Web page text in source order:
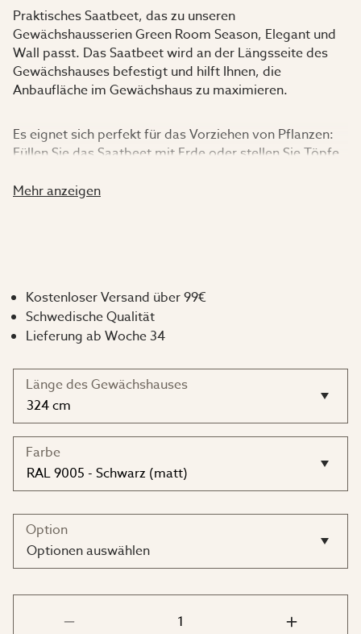
Praktisches Saatbeet, das zu unseren
Gewächshausserien Green Room Season, Elegant und
Wall passt. Das Saatbeet wird an der Längsseite des
Gewächshauses befestigt und hilft Ihnen, die
Anbaufläche im Gewächshaus zu maximieren.
Es eignet sich perfekt für das Vorziehen von Pflanzen:
Füllen Sie das Saatbeet mit Erde oder stellen Sie Töpfe
Aluminiumrahmen mit einem Kunststoffboden. Wählen
Wenn Sie die passende Länge für Ihr Gewächshaus
nicht finden, wenden Sie sich an den Verkäufer, der
Ihnen bei der Suche nach dem richtigen Regal hilft.
Maße:
Tiefe: 50 cm
Tipp: Sie können auch eine schlaue Box in derselben
Farbe dazu kaufen, die zur Aufbewahrung von
Werkzeugen, Samen und ähnlichem verwendet werden
Mehr anzeigen
Kostenloser Versand über 99€
Schwedische Qualität
Lieferung ab Woche 34
Länge des Gewächshauses
Farbe
Option
Optionen auswählen